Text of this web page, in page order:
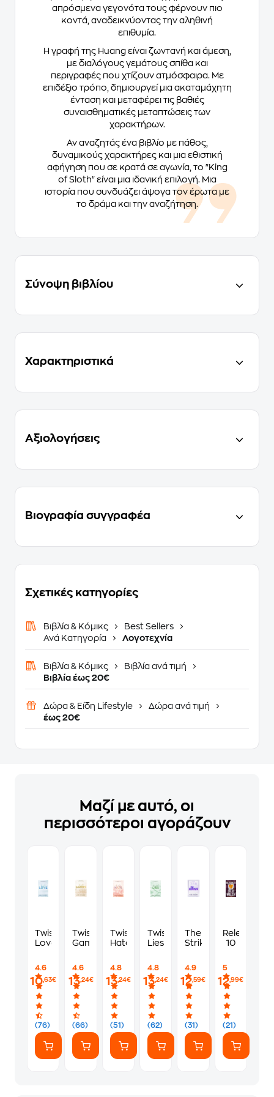
απρόσμενα γεγονότα τους φέρνουν πιο
κοντά, αναδεικνύοντας την αληθινή
επιθυμία.
Η γραφή της Huang είναι ζωντανή και άμεση,
με διαλόγους γεμάτους σπίθα και
περιγραφές που χτίζουν ατμόσφαιρα. Με
επιδέξιο τρόπο, δημιουργεί μια ακαταμάχητη
ένταση και μεταφέρει τις βαθιές
συναισθηματικές μεταπτώσεις των
χαρακτήρων.
Αν αναζητάς ένα βιβλίο με πάθος,
δυναμικούς χαρακτήρες και μια εθιστική
αφήγηση που σε κρατά σε αγωνία, το "King
of Sloth" είναι μια ιδανική επιλογή. Μια
ιστορία που συνδυάζει άψογα τον έρωτα με
το δράμα και την αναζήτηση.
Σύνοψη βιβλίου
Χαρακτηριστικά
Αξιολογήσεις
Βιογραφία συγγραφέα
Σχετικές κατηγορίες
Βιβλία & Κόμικς
Best Sellers
Ανά Κατηγορία
Λογοτεχνία
Βιβλία & Κόμικς
Βιβλία ανά τιμή
Βιβλία έως 20€
Δώρα & Είδη Lifestyle
Δώρα ανά τιμή
έως 20€
Μαζί με αυτό, οι
περισσότεροι αγοράζουν
Twisted
Love
4.6
(76)
10,63€
Twisted
Games
4.6
(66)
13,24€
Twisted
Hate
4.8
(51)
13,24€
Twisted
Lies
4.8
(62)
13,24€
The
Striker
4.9
(31)
12,59€
Releasing
10
5
(21)
12,99€